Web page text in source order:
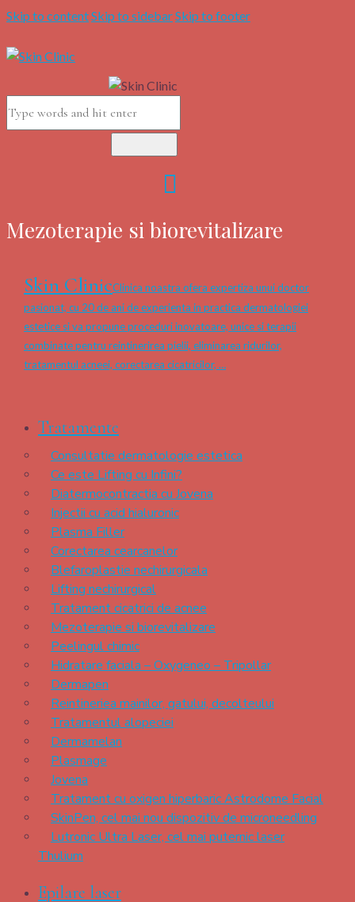
Skip to contentSkip to sidebarSkip to footer
Mezoterapie si biorevitalizare
Skin ClinicClinica noastra ofera expertiza unui doctor
pasionat, cu 20 de ani de experienta in practica dermatologiei
estetice si va propune proceduri inovatoare, unice si terapii
combinate pentru reintinerirea pielii, eliminarea ridurilor,
tratamentul acneei, corectarea cicatricilor, …
Tratamente
Consultatie dermatologie estetica
Ce este Lifting cu Infini?
Diatermocontractia cu Jovena
Injectii cu acid hialuronic
Plasma Filler
Corectarea cearcanelor
Blefaroplastie nechirurgicala
Lifting nechirurgical
Tratament cicatrici de acnee
Mezoterapie si biorevitalizare
Peelingul chimic
Hidratare faciala – Oxygeneo – Tripollar
Dermapen
Reintineriea mainilor, gatului, decolteului
Tratamentul alopeciei
Dermamelan
Plasmage
Jovena
Tratament cu oxigen hiperbaric Astrodome Facial
SkinPen, cel mai nou dispozitiv de microneedling
Lutronic Ultra Laser, cel mai puternic laser
Thulium
Epilare laser